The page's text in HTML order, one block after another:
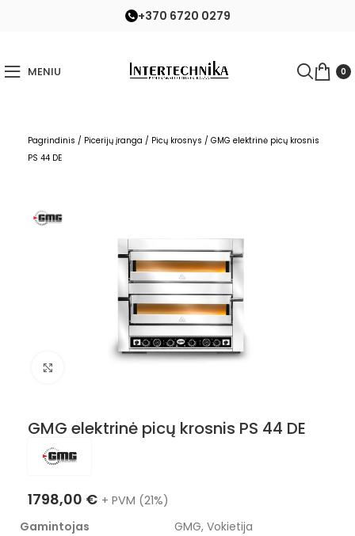
+370 6720 0279
MENIU 0
Pagrindinis / Picerijų įranga / Picų krosnys / GMG elektrinė picų krosnis
PS 44 DE
GMG elektrinė picų krosnis PS 44 DE
1798,00 € + PVM (21%)
Gamintojas
GMG, Vokietija